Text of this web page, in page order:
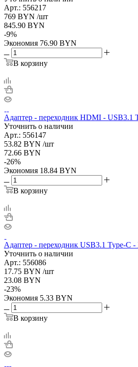
Арт.: 556217
769 BYN /шт
845.90 BYN
-9%
Экономия 76.90 BYN
В корзину
Адаптер - переходник HDMI - USB3.1
Уточнить о наличии
Арт.: 556147
53.82 BYN /шт
72.66 BYN
-26%
Экономия 18.84 BYN
В корзину
Адаптер - переходник USB3.1 Type-C
Уточнить о наличии
Арт.: 556086
17.75 BYN /шт
23.08 BYN
-23%
Экономия 5.33 BYN
В корзину